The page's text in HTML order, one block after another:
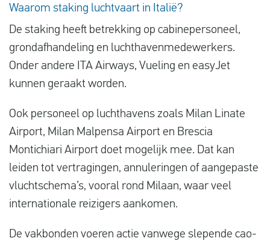
Contact
Waarom staking luchtvaart in Italië?
De staking heeft betrekking op cabinepersoneel,
grondafhandeling en luchthavenmedewerkers.
Onder andere ITA Airways, Vueling en easyJet
kunnen geraakt worden.
Ook personeel op luchthavens zoals Milan Linate
Airport, Milan Malpensa Airport en Brescia
Montichiari Airport doet mogelijk mee. Dat kan
leiden tot vertragingen, annuleringen of aangepaste
vluchtschema’s, vooral rond Milaan, waar veel
internationale reizigers aankomen.
De vakbonden voeren actie vanwege slepende cao-